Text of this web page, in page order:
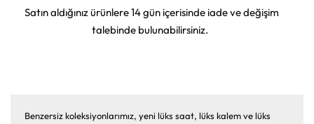
Satın aldığınız ürünlere 14 gün içerisinde iade ve değişim
talebinde bulunabilirsiniz.
Benzersiz koleksiyonlarımız, yeni lüks saat, lüks kalem ve lüks